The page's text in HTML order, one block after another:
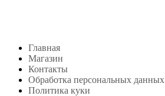
Главная
Магазин
Контакты
Обработка персональных данных
Политика куки